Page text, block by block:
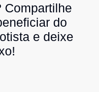
Compartilhe
do
e deixe